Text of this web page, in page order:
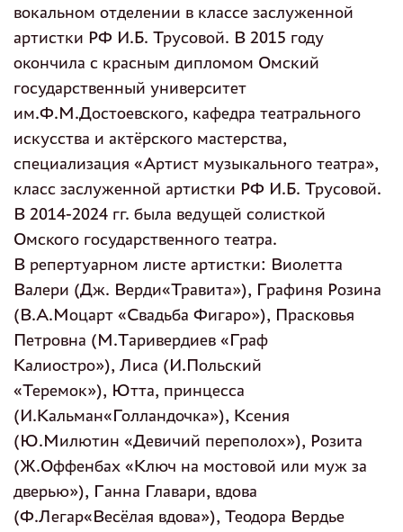
вокальном отделении в классе заслуженной
артистки РФ И.Б. Трусовой. В 2015 году
окончила с красным дипломом Омский
государственный университет
им.Ф.М.Достоевского, кафедра театрального
искусства и актёрского мастерства,
специализация «Артист музыкального театра»,
класс заслуженной артистки РФ И.Б. Трусовой.
В 2014-2024 гг. была ведущей солисткой
Омского государственного театра.
В репертуарном листе артистки: Виолетта
Валери (Дж. Верди«Травита»), Графиня Розина
(В.А.Моцарт «Свадьба Фигаро»), Прасковья
Петровна (М.Таривердиев «Граф
Калиостро»), Лиса (И.Польский
«Теремок»), Ютта, принцесса
(И.Кальман«Голландочка»), Ксения
(Ю.Милютин «Девичий переполох»), Розита
(Ж.Оффенбах «Ключ на мостовой или муж за
дверью»), Ганна Главари, вдова
(Ф.Легар«Весёлая вдова»), Теодора Вердье